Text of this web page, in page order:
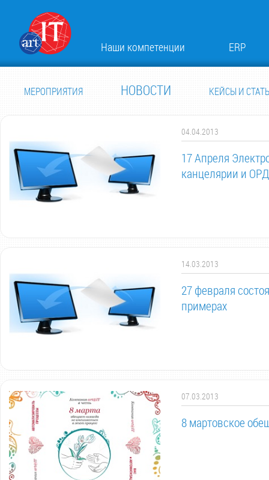
Наши компетенции ERP
МЕРОПРИЯТИЯ НОВОСТИ КЕЙСЫ И
04.04.2013
17 Апреля
канцелярии и ОРД
14.03.2013
27 февраля
примерах
07.03.2013
8 мартовское